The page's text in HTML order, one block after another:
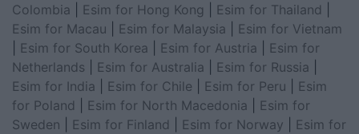
Colombia
Esim for Hong Kong Esim for Thailand
Esim for Macau
Esim for Malaysia
Esim for Vietnam
Esim for South Korea Esim for Austria
Esim for
Netherlands
Esim for Australia Esim for Russia
Esim for India
Esim for Chile Esim for Peru
Esim
for Poland
Esim for North Macedonia
Esim for
Sweden
Esim for Finland Esim for Norway
Esim for